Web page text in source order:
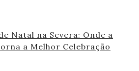
Natal na Severa: Onde a
a Melhor Celebração